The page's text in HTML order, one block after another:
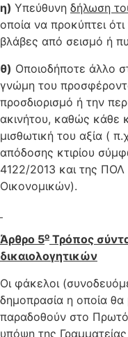
η) Υπεύθυνη δήλωση
οποία να προκύπτει
βλάβες από σεισμό ή
θ) Οποιοδήποτε άλλο
γνώμη του
προσδιορισμό ή την
ακινήτου, καθώς κάθε
μισθωτική του αξία (
απόδοσης κτιρίου
4122/2013 και της ΠΟΛ
Οικονομικών).
Άρθρο 5ο Τρόπος
δικαιολογητικών
Οι φάκελοι
δημοπρασία η οποία
παραδοθούν στο
υπόψη της